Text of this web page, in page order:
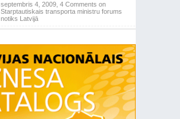
septembris 4, 2009, 4 Comments on
Starptautiskais transporta ministru forums
notiks Latvijā